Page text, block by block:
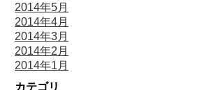
2014年5月
2014年4月
2014年3月
2014年2月
2014年1月
カテゴリ